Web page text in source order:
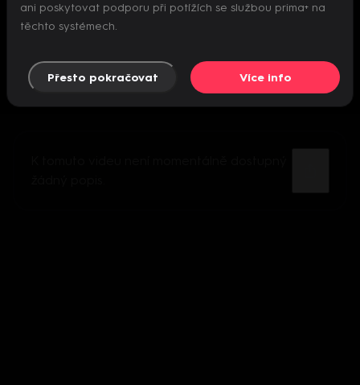
Nepodařilo se inicializovat přehrávač
ani poskytovat podporu při potížích se službou prima+ na
těchto systémech.
Přesto pokračovat Více info